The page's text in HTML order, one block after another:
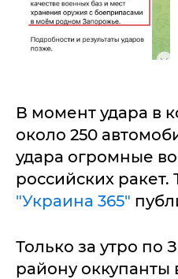
В момент удара в
около 250
удара огромные
российских ракет.
"Украина 365"
Только за утро по
району оккупанты